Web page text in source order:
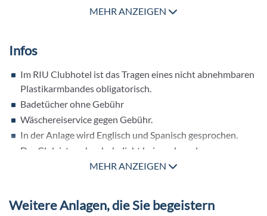
- Katamaran
- Kajak
- Schnorcheln
- PADI Tauchschule (Fremdanbieter, gegen Gebühr)
MEHR ANZEIGEN
Infos
Im RIU Clubhotel ist das Tragen eines nicht abnehmbaren
Plastikarmbandes obligatorisch.
Badetücher ohne Gebühr
Wäschereiservice gegen Gebühr.
In der Anlage wird Englisch und Spanisch gesprochen.
Der Club ist auch sehr beliebt bei nord- und
südamerikanischen Gästen
MEHR ANZEIGEN
Weitere Anlagen, die Sie begeistern